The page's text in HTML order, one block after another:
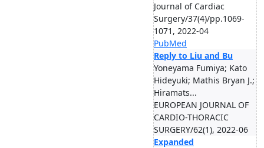
Journal of Cardiac
Surgery/37(4)/pp.1069-
1071, 2022-04
PubMed
Reply to Liu and Bu
Yoneyama Fumiya; Kato
Hideyuki; Mathis Bryan J.;
Hiramats...
EUROPEAN JOURNAL OF
CARDIO-THORACIC
SURGERY/62(1), 2022-06
Expanded